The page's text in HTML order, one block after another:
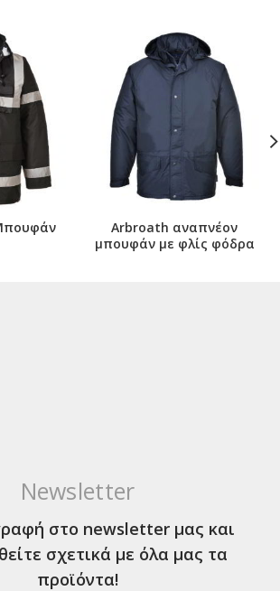
Arbroath αναπνέον
μπουφάν με φλίς φόδρα
Newsletter
στο newsletter μας και
σχετικά με όλα μας τα
προϊόντα!